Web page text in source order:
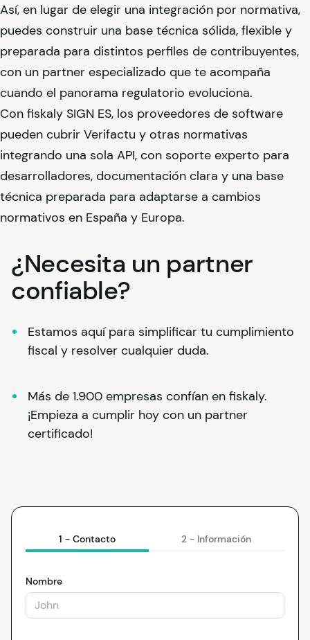
Así, en lugar de elegir una integración por normativa,
puedes construir una base técnica sólida, flexible y
preparada para distintos perfiles de contribuyentes,
con un partner especializado que te acompaña
cuando el panorama regulatorio evoluciona.
Con fiskaly SIGN ES, los proveedores de software
pueden cubrir Verifactu y otras normativas
integrando una sola API, con soporte experto para
desarrolladores, documentación clara y una base
técnica preparada para adaptarse a cambios
normativos en España y Europa.
¿Necesita un partner
confiable?
Estamos aquí para simplificar tu cumplimiento
fiscal y resolver cualquier duda.
Más de 1.900 empresas confían en fiskaly.
¡Empieza a cumplir hoy con un partner
certificado!
1 - Contacto 2 - Información
Nombre